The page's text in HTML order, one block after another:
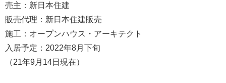
売主：新日本住建
販売代理：新日本住建販売
施工：オープンハウス・アーキテクト
入居予定：2022年8月下旬
（21年9月14日現在）